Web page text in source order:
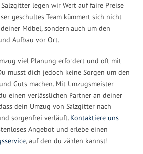
legen wir Wert auf faire Preise
geschultes Team kümmert sich nicht
Möbel, sondern auch um den
Aufbau vor Ort.
viel Planung erfordert und oft mit
musst dich jedoch keine Sorgen um den
Guts machen. Mit Umzugsmeister
einen verlässlichen Partner an deiner
dein Umzug von Salzgitter nach
sorgenfrei verläuft. Kontaktiere uns
Angebot und erlebe einen
, auf den du zählen kannst!